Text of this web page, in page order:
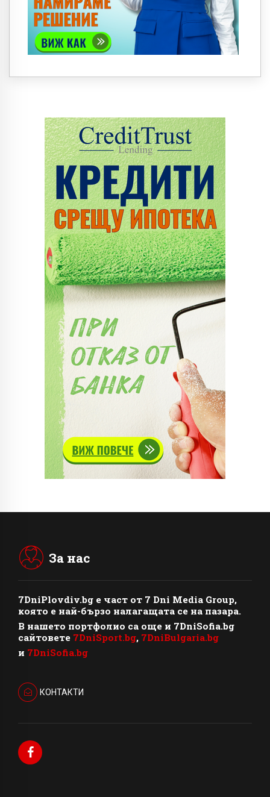
За нас
7DniPlovdiv.bg e част от 7 Dni Media Group,
която е най-бързо налагащата се на пазара.
В нашето портфолио са още и 7DniSofia.bg
сайтовете 7DniSport.bg, 7DniBulgaria.bg
и 7DniSofia.bg
КОНТАКТИ